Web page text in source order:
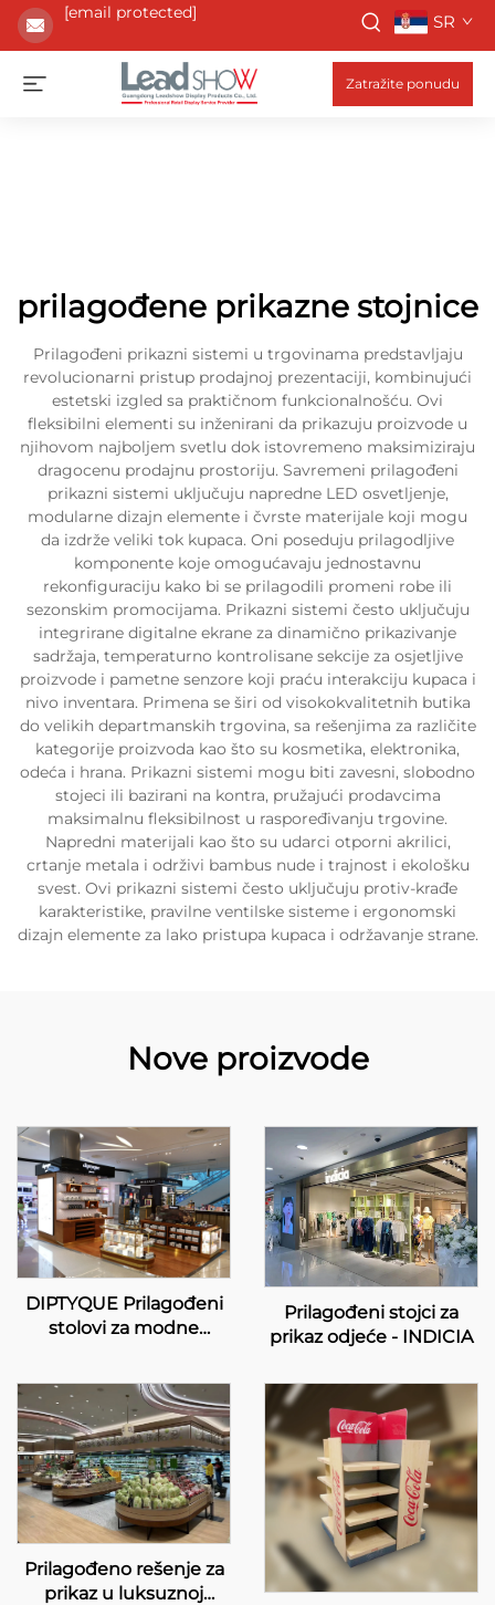
[email protected] SR
Zatražite ponudu
prilagođene prikazne stojnice
Prilagođeni prikazni sistemi u trgovinama predstavljaju
revolucionarni pristup prodajnoj prezentaciji, kombinujući
estetski izgled sa praktičnom funkcionalnošću. Ovi
fleksibilni elementi su inženirani da prikazuju proizvode u
njihovom najboljem svetlu dok istovremeno maksimiziraju
dragocenu prodajnu prostoriju. Savremeni prilagođeni
prikazni sistemi uključuju napredne LED osvetljenje,
modularne dizajn elemente i čvrste materijale koji mogu
da izdrže veliki tok kupaca. Oni poseduju prilagodljive
komponente koje omogućavaju jednostavnu
rekonfiguraciju kako bi se prilagodili promeni robe ili
sezonskim promocijama. Prikazni sistemi često uključuju
integrirane digitalne ekrane za dinamično prikazivanje
sadržaja, temperaturno kontrolisane sekcije za osjetljive
proizvode i pametne senzore koji praću interakciju kupaca i
nivo inventara. Primena se širi od visokokvalitetnih butika
do velikih departmanskih trgovina, sa rešenjima za različite
kategorije proizvoda kao što su kosmetika, elektronika,
odeća i hrana. Prikazni sistemi mogu biti zavesni, slobodno
stojeci ili bazirani na kontra, pružajući prodavcima
maksimalnu fleksibilnost u raspoređivanju trgovine.
Napredni materijali kao što su udarci otporni akrilici,
crtanje metala i održivi bambus nude i trajnost i ekološku
svest. Ovi prikazni sistemi često uključuju protiv-krađe
karakteristike, pravilne ventilske sisteme i ergonomski
dizajn elemente za lako pristupa kupaca i održavanje strane.
Nove proizvode
DIPTYQUE Prilagođeni
stolovi za modne
Prilagođeni stojci za
prikaz odjeće - INDICIA
Prilagođeno rešenje za
prikaz u luksuznoj